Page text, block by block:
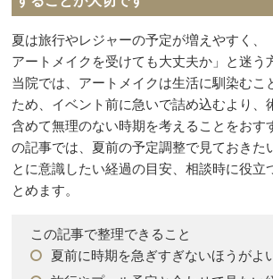
夏は旅行やレジャーの予定が増えやすく、
アートメイクを受けても大丈夫か」と迷う
当院では、アートメイクは生活に馴染むこ
ため、イベント前に急いで詰め込むより、
含めて無理のない時期を考えることをおす
の記事では、夏前の予定調整で見ておきた
とに意識したい経過の目安、相談時に役立
とめます。
この記事で整理できること
夏前に時期を急ぎすぎないほうがよ